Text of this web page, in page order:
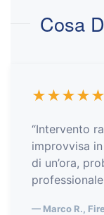
Cosa
★★★★★
“Intervento
improvvisa
di un’ora,
— Marco R.,